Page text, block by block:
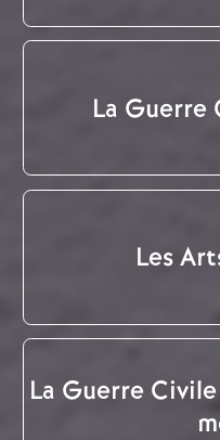
La Guerre
Les
La Guerre